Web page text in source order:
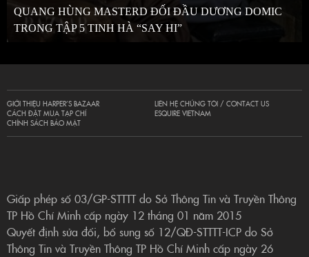
QUANG HÙNG MASTERD ĐỐI ĐẦU DƯƠNG DOMIC
TRONG TẬP 5 TINH HÀ “SAY HI”
GIỚI THIỆU HARPER’S BAZAAR
CÁCH ĐẶT MUA TẠP CHÍ
CHÍNH SÁCH BẢO MẬT
LIÊN HỆ CHÚNG TÔI / CONTACT US
ESQUIRE VIETNAM
Giấp phép số 03/GP-STTTT do Sở Thông Tin và Truyền Thông
TP Hồ Chí Minh cấp ngày 12 tháng 01 năm 2015
Quyết định sửa đổi, bổ sung số 12/QĐ-STTTT-ICP do Sở
Thông Tin và Truyền Thông TP Hồ Chí Minh cấp ngày 26